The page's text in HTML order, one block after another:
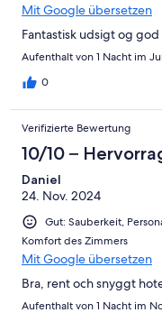
Mit Google übersetzen
Fantastisk udsigt og
Aufenthalt von 1 Nacht im
0
Verifizierte Bewertung
10/10 –
Daniel
24. Nov. 2024
Gut: Sauberkeit,
Komfort des Zimmers
Mit Google übersetzen
Bra, rent och snyggt
Aufenthalt von 1 Nacht im